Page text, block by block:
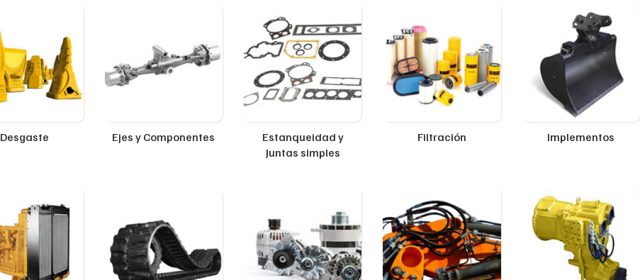
Desgaste Ejes y Componentes
Estanqueidad y
Juntas simples
Filtración Implementos